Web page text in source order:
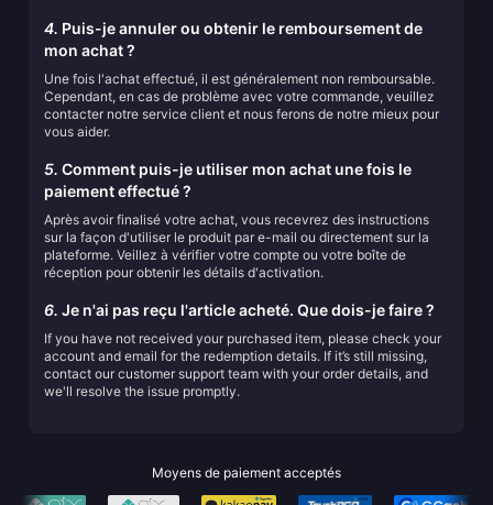
4. Puis-je annuler ou obtenir le remboursement de
mon achat ?
Une fois l'achat effectué, il est généralement non remboursable.
Cependant, en cas de problème avec votre commande, veuillez
contacter notre service client et nous ferons de notre mieux pour
vous aider.
5. Comment puis-je utiliser mon achat une fois le
paiement effectué ?
Après avoir finalisé votre achat, vous recevrez des instructions
sur la façon d'utiliser le produit par e-mail ou directement sur la
plateforme. Veillez à vérifier votre compte ou votre boîte de
réception pour obtenir les détails d'activation.
6. Je n'ai pas reçu l'article acheté. Que dois-je faire ?
If you have not received your purchased item, please check your
account and email for the redemption details. If it’s still missing,
contact our customer support team with your order details, and
we'll resolve the issue promptly.
Moyens de paiement acceptés